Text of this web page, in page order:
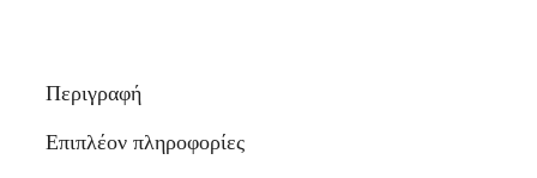
Περιγραφή
Επιπλέον πληροφορίες